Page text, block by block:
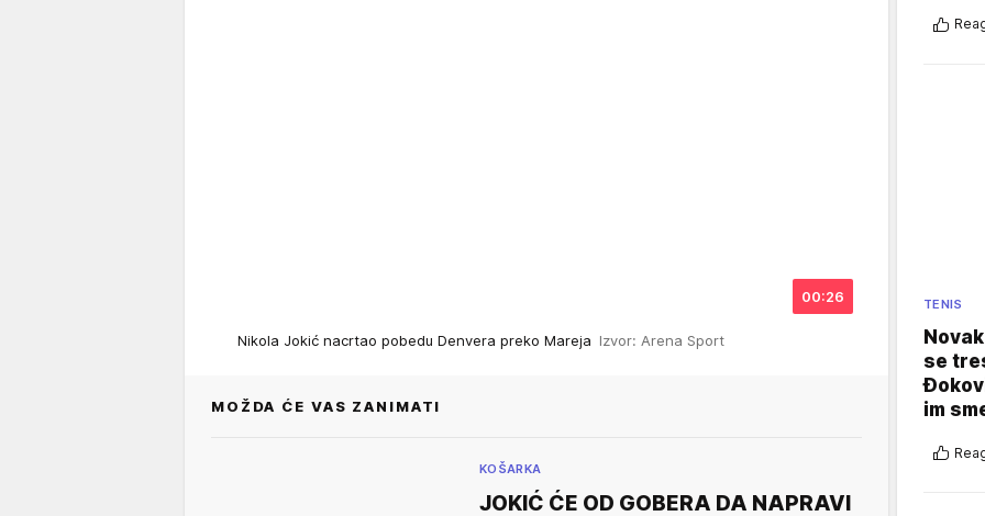
00:26
Nikola Jokić nacrtao pobedu Denvera preko Mareja Izvor: Arena Sport
MOŽDA ĆE VAS ZANIMATI
KOŠARKA
JOKIĆ ĆE OD GOBERA DA NAPRAVI
TENIS
se
im